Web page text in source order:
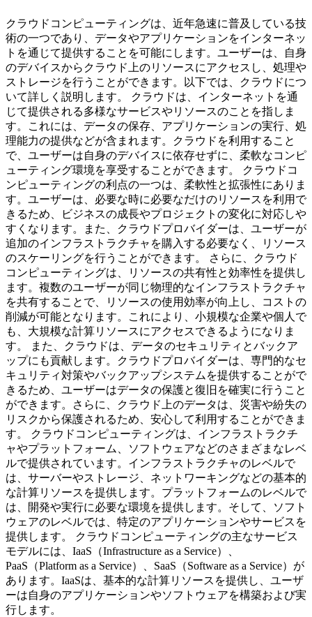
クラウドコンピューティングは、近年急速に普及している技
術の一つであり、データやアプリケーションをインターネッ
トを通じて提供することを可能にします。ユーザーは、自身
のデバイスからクラウド上のリソースにアクセスし、処理や
ストレージを行うことができます。以下では、クラウドにつ
いて詳しく説明します。 クラウドは、インターネットを通
じて提供される多様なサービスやリソースのことを指しま
す。これには、データの保存、アプリケーションの実行、処
理能力の提供などが含まれます。クラウドを利用すること
で、ユーザーは自身のデバイスに依存せずに、柔軟なコンピ
ューティング環境を享受することができます。 クラウドコ
ンピューティングの利点の一つは、柔軟性と拡張性にありま
す。ユーザーは、必要な時に必要なだけのリソースを利用で
きるため、ビジネスの成長やプロジェクトの変化に対応しや
すくなります。また、クラウドプロバイダーは、ユーザーが
追加のインフラストラクチャを購入する必要なく、リソース
のスケーリングを行うことができます。 さらに、クラウド
コンピューティングは、リソースの共有性と効率性を提供し
ます。複数のユーザーが同じ物理的なインフラストラクチャ
を共有することで、リソースの使用効率が向上し、コストの
削減が可能となります。これにより、小規模な企業や個人で
も、大規模な計算リソースにアクセスできるようになりま
す。 また、クラウドは、データのセキュリティとバックア
ップにも貢献します。クラウドプロバイダーは、専門的なセ
キュリティ対策やバックアップシステムを提供することがで
きるため、ユーザーはデータの保護と復旧を確実に行うこと
ができます。さらに、クラウド上のデータは、災害や紛失の
リスクから保護されるため、安心して利用することができま
す。 クラウドコンピューティングは、インフラストラクチ
ャやプラットフォーム、ソフトウェアなどのさまざまなレベ
ルで提供されています。インフラストラクチャのレベルで
は、サーバーやストレージ、ネットワーキングなどの基本的
な計算リソースを提供します。プラットフォームのレベルで
は、開発や実行に必要な環境を提供します。そして、ソフト
ウェアのレベルでは、特定のアプリケーションやサービスを
提供します。 クラウドコンピューティングの主なサービス
モデルには、IaaS（Infrastructure as a Service）、
PaaS（Platform as a Service）、SaaS（Software as a Service）が
あります。IaaSは、基本的な計算リソースを提供し、ユーザ
ーは自身のアプリケーションやソフトウェアを構築および実
行します。